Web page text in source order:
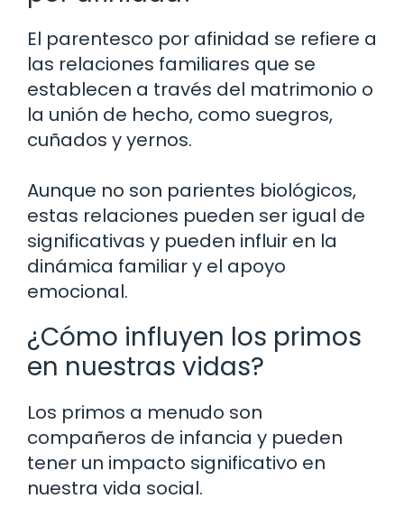
El parentesco por afinidad se refiere a
las relaciones familiares que se
establecen a través del matrimonio o
la unión de hecho, como suegros,
cuñados y yernos.
Aunque no son parientes biológicos,
estas relaciones pueden ser igual de
significativas y pueden influir en la
dinámica familiar y el apoyo
emocional.
¿Cómo influyen los primos
en nuestras vidas?
Los primos a menudo son
compañeros de infancia y pueden
tener un impacto significativo en
nuestra vida social.